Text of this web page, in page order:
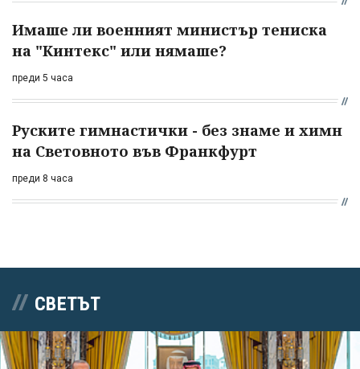
Имаше ли военният министър тениска
на "Кинтекс" или нямаше?
преди 5 часа
Руските гимнастички - без знаме и химн
на Световното във Франкфурт
преди 8 часа
СВЕТЪТ